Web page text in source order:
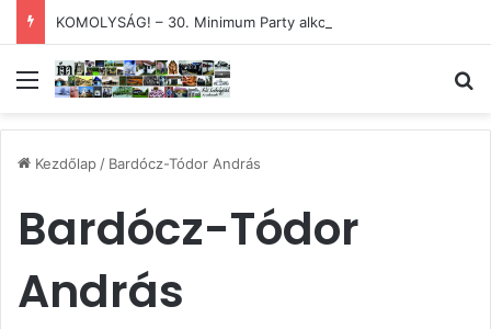
Menü
Kezdőlap/ Bardócz-Tódor András
Bardócz-Tódor
András